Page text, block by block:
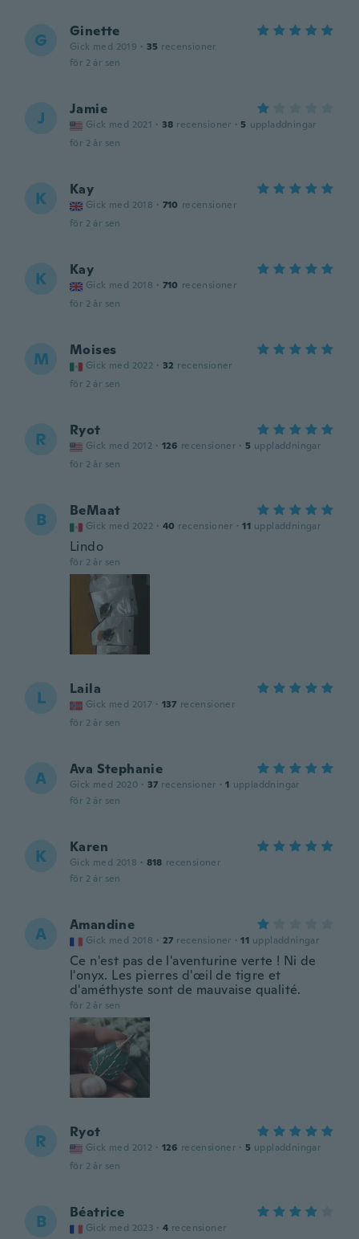
G Ginette
Gick med 2019 · 35 recensioner
för 2 år sen
J Jamie
Gick med 2021 · 38 recensioner · 5 uppladdningar
för 2 år sen
K Kay
Gick med 2018 · 710 recensioner
för 2 år sen
K Kay
Gick med 2018 · 710 recensioner
för 2 år sen
M Moises
Gick med 2022 · 32 recensioner
för 2 år sen
R Ryot
Gick med 2012 · 126 recensioner · 5 uppladdningar
för 2 år sen
B BeMaat
Gick med 2022 · 40 recensioner · 11 uppladdningar
Lindo
för 2 år sen
L Laila
Gick med 2017 · 137 recensioner
för 2 år sen
A Ava Stephanie
Gick med 2020 · 37 recensioner · 1 uppladdningar
för 2 år sen
K Karen
Gick med 2018 · 818 recensioner
för 2 år sen
A Amandine
Gick med 2018 · 27 recensioner · 11 uppladdningar
Ce n'est pas de l'aventurine verte ! Ni de
l'onyx. Les pierres d'œil de tigre et
d'améthyste sont de mauvaise qualité.
för 2 år sen
R Ryot
Gick med 2012 · 126 recensioner · 5 uppladdningar
för 2 år sen
B Béatrice
Gick med 2023 · 4 recensioner